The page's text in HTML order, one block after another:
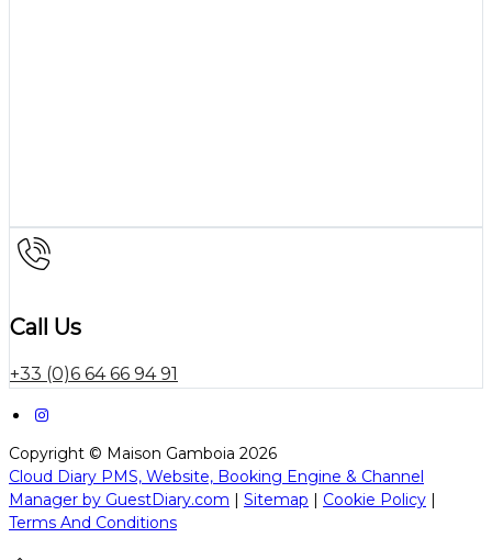
Call Us
+33 (0)6 64 66 94 91
Copyright © Maison Gamboia 2026
Cloud Diary PMS, Website, Booking Engine & Channel
Manager by GuestDiary.com | Sitemap | Cookie Policy |
Terms And Conditions